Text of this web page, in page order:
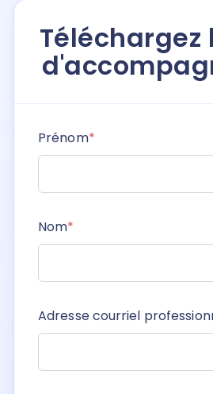
Téléchargez
Prénom*
Nom*
Adresse courriel